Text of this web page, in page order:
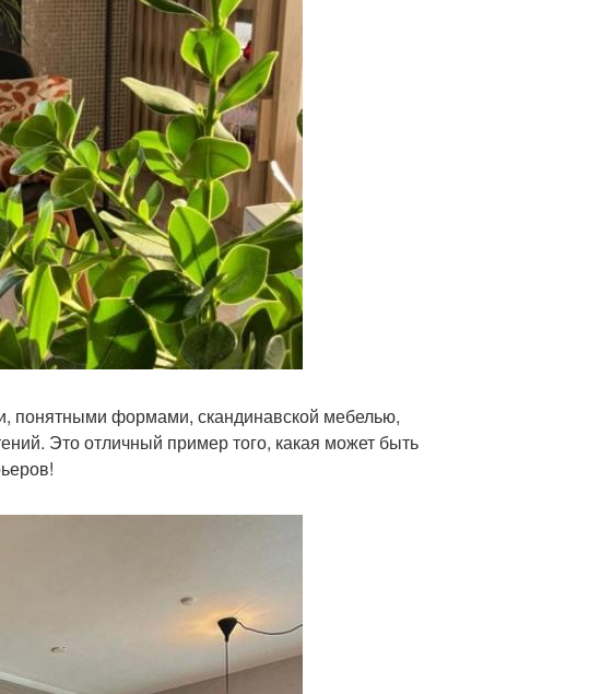
понятными формами, скандинавской мебелью,
Это отличный пример того, какая может быть